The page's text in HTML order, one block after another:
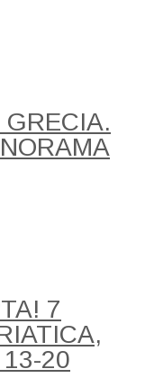
GRECIA.
7
20